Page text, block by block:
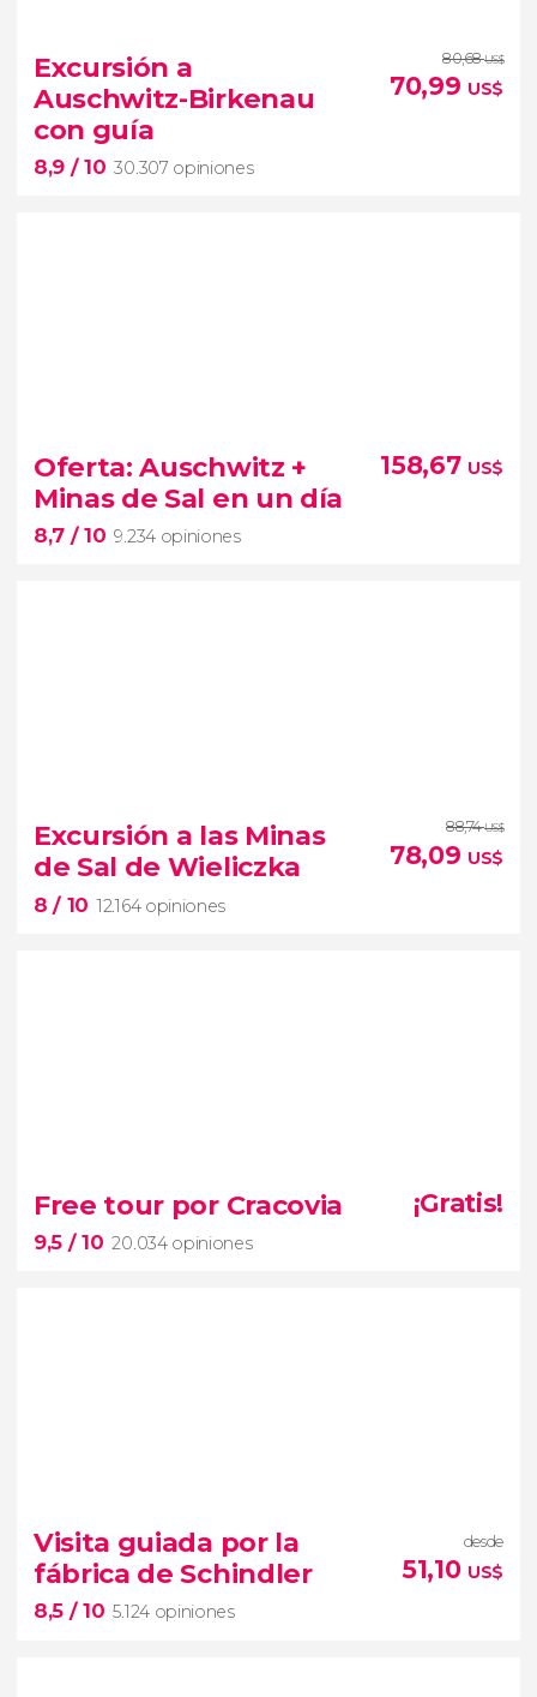
Excursión a
Auschwitz-Birkenau
con guía
8,9 / 10 30.307 opiniones
80,68US$
70,99 US$
30.307 opiniones
excursión a Auschwitz-Birkenau
campo de concentración más terrorífico
del siglo XX
Oferta: Auschwitz +
Minas de Sal en un día
8,7 / 10 9.234 opiniones
158,67 US$
Auschwitz-Birkenau y las Minas de Sal de Wieliczka
tours más populares de Cracovia
Excursión a las Minas
de Sal de Wieliczka
8/ 10 12.164 opiniones
88,74US$
78,09 US$
12.164 opiniones
Free tour por Cracovia
9,5 / 10 20.034 opiniones
¡Gratis!
casco antiguo de Cracovia
Patrimonio de la
Humanidad
Visita guiada por la
fábrica de Schindler
8,5 / 10 5.124 opiniones
desde
51,10 US$